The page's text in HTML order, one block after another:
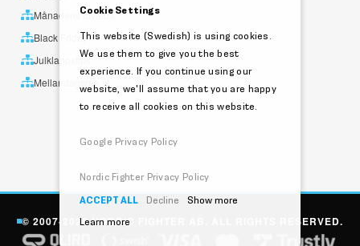
Månadens utvalda
Black Friday
Julklappstips
Mellandagsrea
© 2007-2026 NORDIC FIGHTER AB. ALL RIGHTS RESERVED.
Cookie Settings
This website (Swedish) is using cookies.
We use them to give you the best
experience. If you continue using our
website, we'll assume that you are happy
to receive all cookies on this website.
Google Privacy Policy
Nordic Fighter Privacy Policy
ACCEPT ALL
Decline
Show more
Learn more